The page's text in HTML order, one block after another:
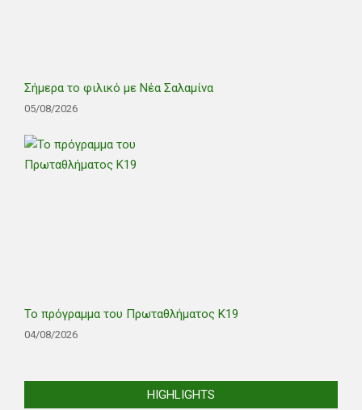
Σήμερα το φιλικό με Νέα Σαλαμίνα
05/08/2026
Το πρόγραμμα του Πρωταθλήματος Κ19
04/08/2026
HIGHLIGHTS